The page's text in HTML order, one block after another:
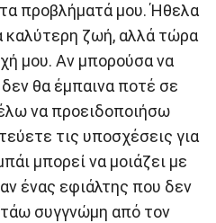
προβλήματά μου. Ήθελα
καλύτερη ζωή, αλλά τώρα
μου. Αν μπορούσα να
θα έμπαινα ποτέ σε
να προειδοποιήσω
τις υποσχέσεις για
μπορεί να μοιάζει με
ένας εφιάλτης που δεν
συγγνώμη από τον